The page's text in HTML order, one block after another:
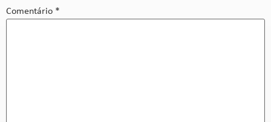
Comentário *